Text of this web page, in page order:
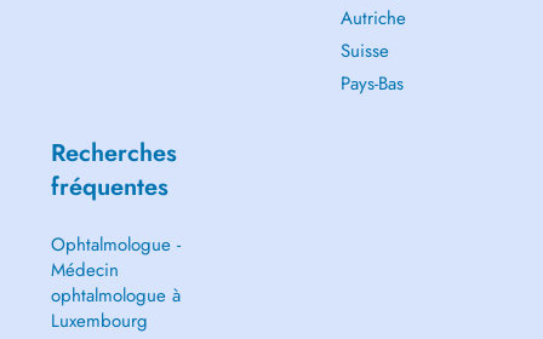
Autriche
Suisse
Pays-Bas
Recherches
fréquentes
Ophtalmologue -
Médecin
ophtalmologue à
Luxembourg